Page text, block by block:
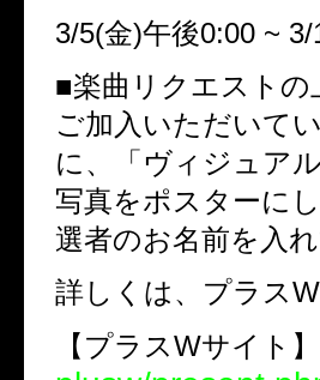
3/5(金)午後0:00 ~
■楽曲リクエストの
ご加入いただいて
に、「ヴィジュア
写真をポスターに
選者のお名前を入
詳しくは、プラス
【プラスWサイト】